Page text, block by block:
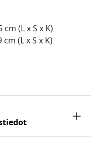
(L x S x K)
(L x S x K)